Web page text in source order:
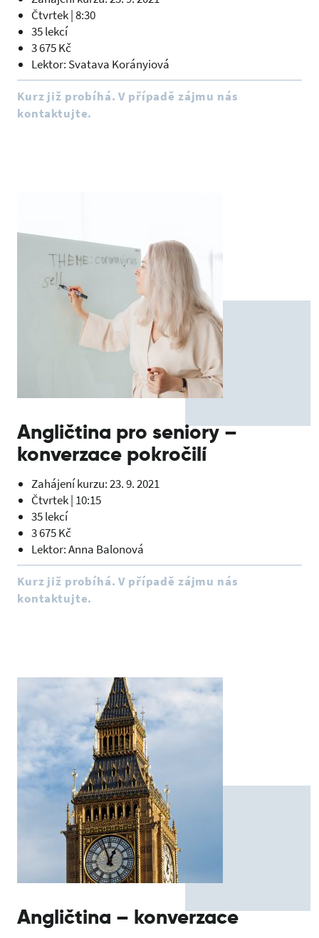
Čtvrtek | 8:30
35 lekcí
3 675 Kč
Lektor: Svatava Korányiová
Kurz již probíhá. V případě zájmu nás
kontaktujte.
Angličtina pro seniory –
konverzace pokročilí
Zahájení kurzu: 23. 9. 2021
Čtvrtek | 10:15
35 lekcí
3 675 Kč
Lektor: Anna Balonová
Kurz již probíhá. V případě zájmu nás
kontaktujte.
Angličtina – konverzace